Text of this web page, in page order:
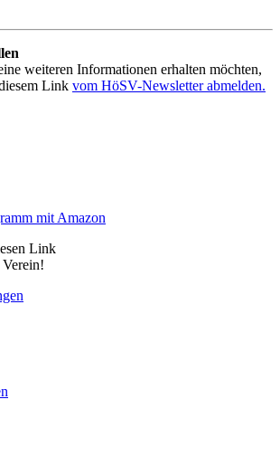
weiteren Informationen erhalten möchten,
Link vom HöSV-Newsletter abmelden.
Link
Verein!